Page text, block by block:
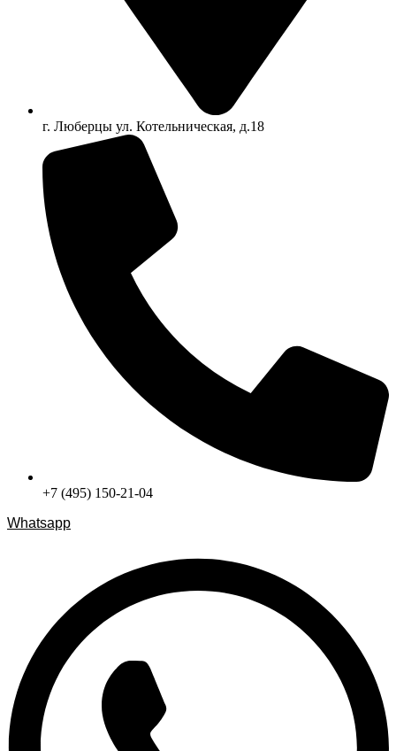
г. Люберцы ул. Котельническая, д.18
+7 (495) 150-21-04
Whatsapp